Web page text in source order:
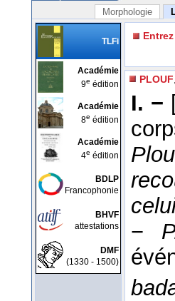
Morphologie
TLFi
Académie
9e édition
Académie
8e édition
Académie
4e édition
BDLP
Francophonie
BHVF
attestations
DMF
(1330 - 1500)
PLOUF
I. −
−